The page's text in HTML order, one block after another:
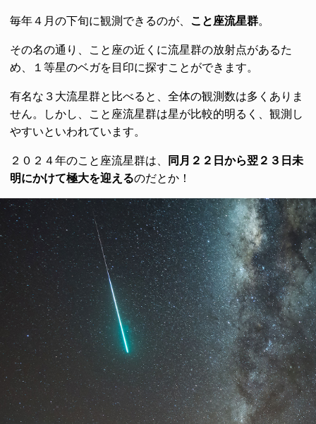
毎年４月の下旬に観測できるのが、 こと座流星群。
その名の通り、こと座の近くに流星群の放射点があるた
め、１等星のベガを目印に探すことができます。
有名な３大流星群と比べると、全体の観測数は多くありま
せん。しかし、こと座流星群は星が比較的明るく、観測し
やすいといわれています。
２０２４年のこと座流星群は、
同月２２日から翌２３日未
明にかけて極大を迎えるのだとか！